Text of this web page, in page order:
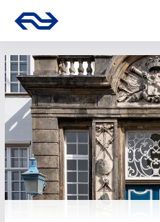
Hoofdnavigatie
Ga naar de homepage van ns.nl